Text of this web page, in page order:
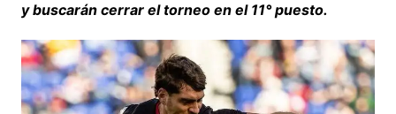
y buscarán cerrar el torneo en el 11° puesto.